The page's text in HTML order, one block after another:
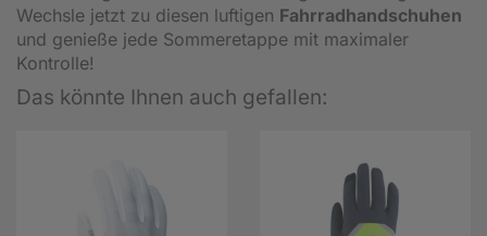
Wechsle jetzt zu diesen luftigen Fahrradhandschuhen
und genieße jede Sommeretappe mit maximaler
Kontrolle!
Das könnte Ihnen auch gefallen: